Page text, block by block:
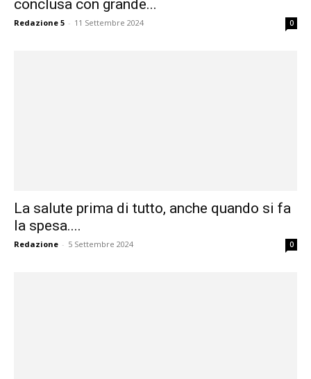
conclusa con grande...
Redazione 5 - 11 Settembre 2024 0
La salute prima di tutto, anche quando si fa
la spesa....
Redazione - 5 Settembre 2024 0